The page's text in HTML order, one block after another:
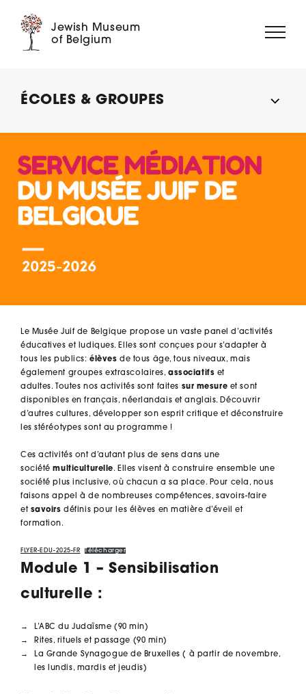
Jewish Museum
of Belgium
DIGITAL
ÉCOLES & GROUPES
Le Musée Juif de Belgique propose un vaste panel d’activités
éducatives et ludiques. Elles sont conçues pour s’adapter à
tous les publics:élèves de tous âge, tous niveaux, mais
également groupes extrascolaires,associatifs et
adultes. Toutes nos activités sont faites sur mesure et sont
disponibles en français, néerlandais et anglais. Découvrir
d’autres cultures, développer son esprit critique et déconstruire
les stéréotypes sont au programme !
Ces activités ont d’autant plus de sens dans une
société multiculturelle. Elles visent à construire ensemble une
société plus inclusive, où chacun a sa place. Pour cela, nous
faisons appel à de nombreuses compétences, savoirs-faire
et savoirs définis pour les élèves en matière d’éveil et
formation.
FLYER-EDU-2025-FR Télécharger
Module 1 – Sensibilisation
culturelle :
L’ABC du Judaïsme (90 min)
Rites, rituels et passage (90 min)
La Grande Synagogue de Bruxelles ( à partir de novembre,
les lundis, mardis et jeudis)